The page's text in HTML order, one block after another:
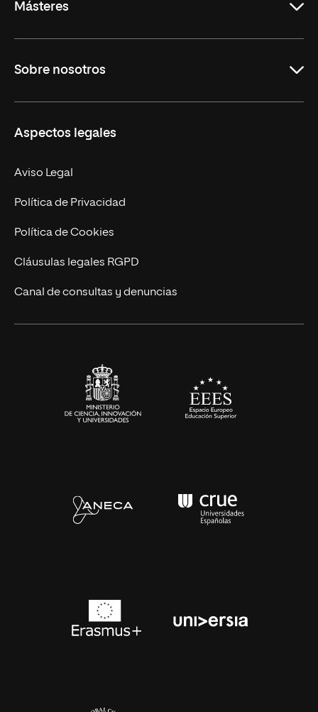
Másteres
Derecho
Empresa
MBA
Marketing y Comunicación
Ingeniería
Diseño
Ciencias de la Salud
Sobre nosotros
Nuestro Equipo
Contacto
Aspectos legales
Aviso Legal
Política de Privacidad
Política de Cookies
Cláusulas legales RGPD
Canal de consultas y denuncias